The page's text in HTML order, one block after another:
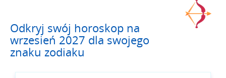
Odkryj swój horoskop na
wrzesień 2027 dla swojego
znaku zodiaku